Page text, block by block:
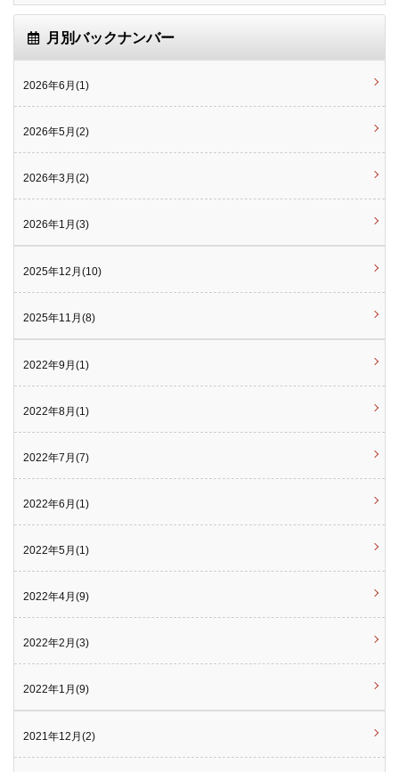
月別バックナンバー
2026年6月(1)
2026年5月(2)
2026年3月(2)
2026年1月(3)
2025年12月(10)
2025年11月(8)
2022年9月(1)
2022年8月(1)
2022年7月(7)
2022年6月(1)
2022年5月(1)
2022年4月(9)
2022年2月(3)
2022年1月(9)
2021年12月(2)